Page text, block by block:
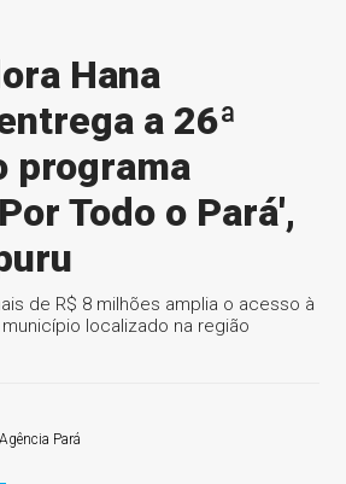
Hana
a 26ª
programa
Todo o Pará',
de R$ 8 milhões amplia o acesso à
localizado na região
Agência Pará